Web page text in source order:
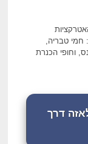
חמי טבריה,
וחופי הכנרת
דרך